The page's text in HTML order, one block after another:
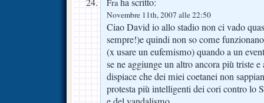
Fra
Novembre 11th, 2007 alle 22:50
Ciao David io allo stadio non ci vado
sempre!)e quindi non so come
(x usare un eufemismo) quando a un
se ne aggiunge un altro ancora più triste
dispiace che dei miei coetanei non
protesta più intelligenti dei cori contro lo